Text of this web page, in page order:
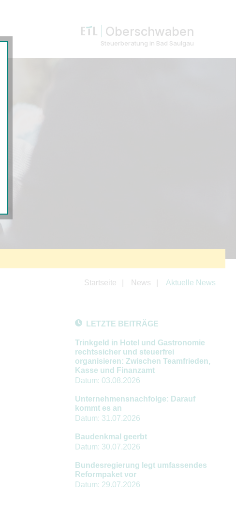
Oberschwaben
Steuerberatung in Bad Saulgau
Startseite News Aktuelle News
LETZTE BEITRÄGE
Trinkgeld in Hotel und Gastronomie
rechtssicher und steuerfrei
organisieren: Zwischen Teamfrieden,
Kasse und Finanzamt
Datum: 03.08.2026
Unternehmensnachfolge: Darauf
kommt es an
Datum: 31.07.2026
Baudenkmal geerbt
Datum: 30.07.2026
Bundesregierung legt umfassendes
Reformpaket vor
Datum: 29.07.2026